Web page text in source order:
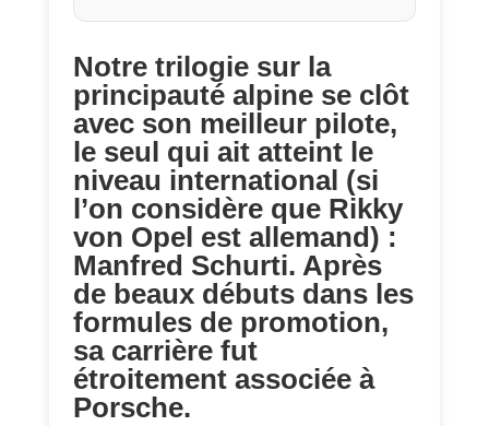
Notre trilogie sur la
principauté alpine se clôt
avec son meilleur pilote,
le seul qui ait atteint le
niveau international (si
l’on considère que Rikky
von Opel est allemand) :
Manfred Schurti. Après
de beaux débuts dans les
formules de promotion,
sa carrière fut
étroitement associée à
Porsche.